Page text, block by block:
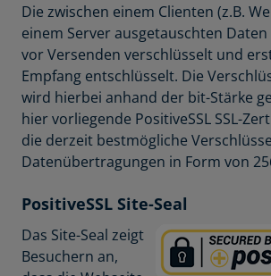
Die zwischen einem Clienten (z.B.
einem Server ausgetauschten
vor Versenden verschlüsselt und
Empfang entschlüsselt. Die
wird hierbei anhand der bit-Stärke
hier vorliegende PositiveSSL SSL-
die derzeit bestmögliche
Datenübertragungen in Form von
PositiveSSL Site-Seal
Das Site-Seal zeigt
Besuchern an,